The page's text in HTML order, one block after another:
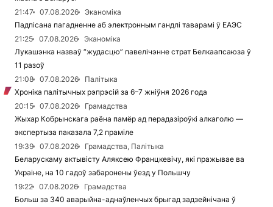
21:47
07.08.2026
Эканоміка
Падпісана пагадненне аб электронным гандлі таварамі ў ЕАЭС
21:25
07.08.2026
Эканоміка
Лукашэнка назваў “жудасцю” павелічэнне страт Белкаапсаюза ў
11 разоў
21:08
07.08.2026
Палітыка
Хроніка палітычных рэпрэсій за 6–7 жніўня 2026 года
20:15
07.08.2026
Грамадства
Жыхар Кобрынскага раёна памёр ад перадазіроўкі алкаголю —
экспертыза паказала 7,2 праміле
19:39
07.08.2026
Грамадства, Палітыка
Беларускаму актывісту Аляксею Францкевічу, які пражывае ва
Украіне, на 10 гадоў забаронены ўезд у Польшчу
19:22
07.08.2026
Грамадства
Больш за 340 аварыйна-аднаўленчых брыгад задзейнічана ў